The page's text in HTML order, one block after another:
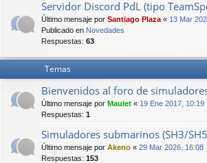
Servidor Discord PdL (tipo
Último mensaje por Santiago Plaza « 13 Mar
Publicado en Novedades
Respuestas: 63
Temas
Bienvenidos al foro de
Último mensaje por Maulet « 19 Ene 2017, 10:19
Respuestas: 1
Simuladores submarinos (SH3/
Último mensaje por Akeno « 29 Mar 2026, 16:08
Respuestas: 153